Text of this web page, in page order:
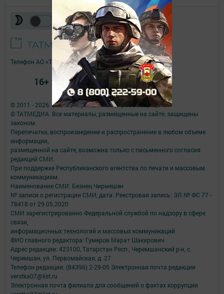
© 2011 - 2026. Безнең Чирмешән. Все права защищены.
© ТАТМЕДИА. Все материалы, размещенные на сайте, защищены
законом.
Перепечатка, воспроизведение и распространение в любом объеме
информации,
размещенной на сайте, возможна только с письменного согласия
редакций СМИ.
При поддержке Республиканского агентства по печати и массовым
коммуникациям.
Наименование СМИ: Безнең Чирмешән
№ записи о регистрации СМИ, дата: Реестровая запись: ЭЛ № ФС 77 -
78418 от 29.05.2020
СМИ зарегистрированно Федеральной службой по надзору в сфере
связи,
информационных технологий и массовых коммуникаций
ФИО главного редактора: Гумеров Марат Шакирович
Адрес редакции: 423100, Татарстан Респ., Черемшанский р-н, с.
Черемшан, ул. Первомайская, д. 27
Телефон редакции: (84396) 2-29-05 Электронная почта редакции
verstka07@list.ru
Электронная почта филиала для сообщений о фактах коррупции
Телефон АО «ТАТМЕДИА»:(843) 222 09 84
16+